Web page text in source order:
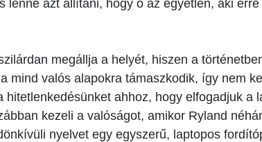
lenne azt állítani, hogy ő az egyetlen, aki
megállja a helyét, hiszen a
mind valós alapokra támaszkodik, így nem
hitetlenkedésünket ahhoz, hogy elfogadjuk a
kezeli a valóságot, amikor Ryland
nyelvet egy egyszerű, laptopos